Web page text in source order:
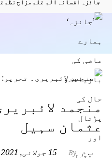
نظم مزاح الم غلم افسانہ جائزہ
منجمد
عثمان سہیل
By ب م 15 جولائی, 2021